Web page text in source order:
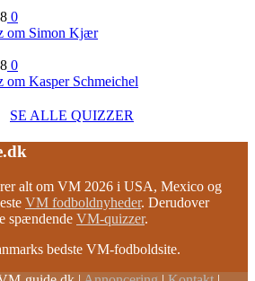
0
om Simon Kjær
0
om Kasper Schmeichel
SE ALLE QUIZZER
alt om VM 2026 i USA, Mexico og
VM fodboldnyheder. Derudover
spændende VM-quizzer.
bedste VM-fodboldsite.